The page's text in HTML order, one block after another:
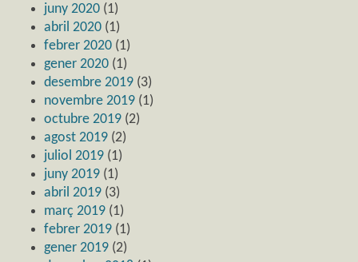
juny 2020 (1)
abril 2020 (1)
febrer 2020 (1)
gener 2020 (1)
desembre 2019 (3)
novembre 2019 (1)
octubre 2019 (2)
agost 2019 (2)
juliol 2019 (1)
juny 2019 (1)
abril 2019 (3)
març 2019 (1)
febrer 2019 (1)
gener 2019 (2)